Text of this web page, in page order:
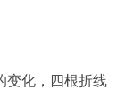
变化，四根折线